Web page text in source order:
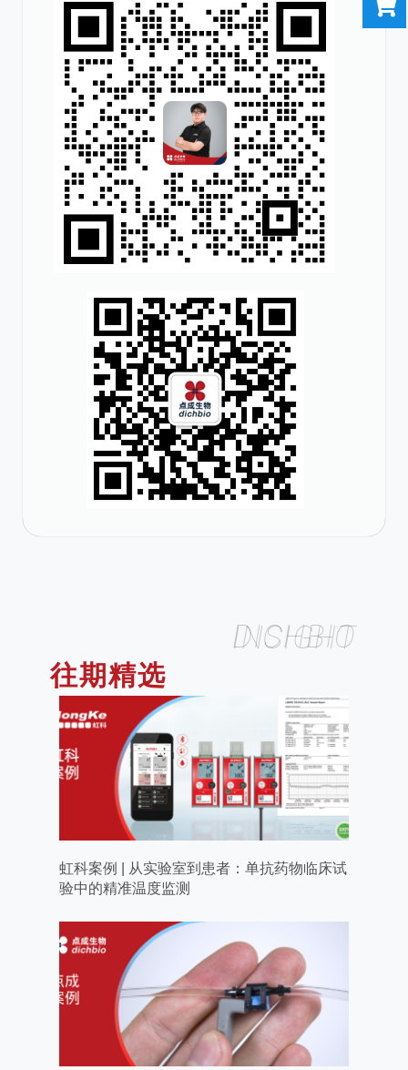
往期精选
DICHBIO INSIGHT
虹科案例 | 从实验室到患者：单抗药物临床试
验中的精准温度监测